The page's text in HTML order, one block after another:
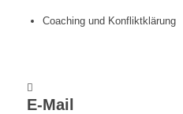
Coaching und Konfliktklärung
E-Mail